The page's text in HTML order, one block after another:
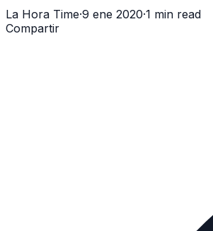
La Hora Time·9 ene 2020·1 min read
Compartir